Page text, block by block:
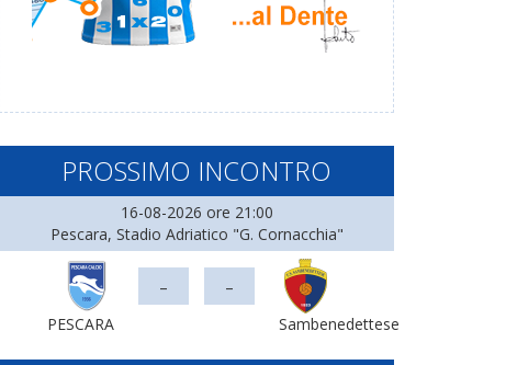
PROSSIMO INCONTRO
16-08-2026 ore 21:00
Pescara, Stadio Adriatico "G. Cornacchia"
PESCARA
- -
Sambenedettese